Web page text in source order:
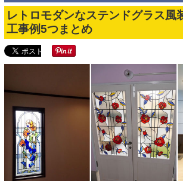
レトロモダンなステンドグラス風
工事例5つまとめ